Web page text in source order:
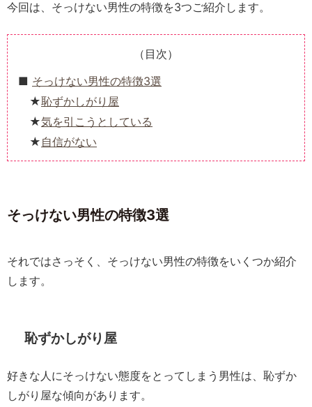
今回は、そっけない男性の特徴を3つご紹介します。
（目次）
そっけない男性の特徴3選
恥ずかしがり屋
気を引こうとしている
自信がない
そっけない男性の特徴3選
それではさっそく、そっけない男性の特徴をいくつか紹介
します。
恥ずかしがり屋
好きな人にそっけない態度をとってしまう男性は、恥ずか
しがり屋な傾向があります。